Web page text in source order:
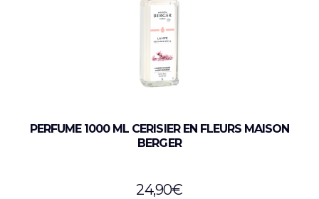
PERFUME 1000 ML CERISIER EN FLEURS MAISON
BERGER
24,90€